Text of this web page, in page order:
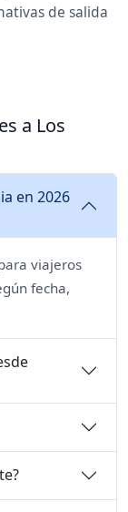
de salida
a Los
en 2026
viajeros
fecha,